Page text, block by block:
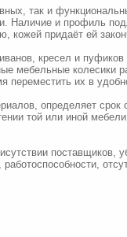
так и
Наличие и профиль
кожей придаёт ей
кресел и
мебельные колесики
переместить их в
определяет срок
той или иной
поставщиков,